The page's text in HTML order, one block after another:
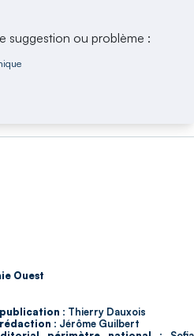
suggestion ou problème :
Ouest
: Thierry Dauxois
: Jérôme Guilbert